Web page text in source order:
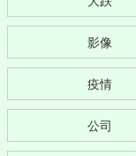
影像
疫情
公司